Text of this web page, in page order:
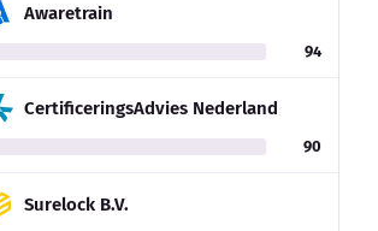
Awaretrain
94
CertificeringsAdvies Nederland
90
Surelock B.V.